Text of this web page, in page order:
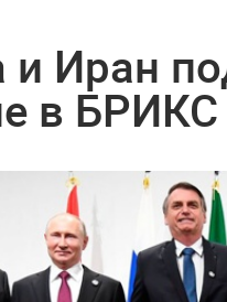
и Иран
в БРИКС